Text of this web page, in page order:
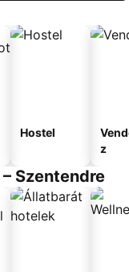
Hostel
z
Szentendre